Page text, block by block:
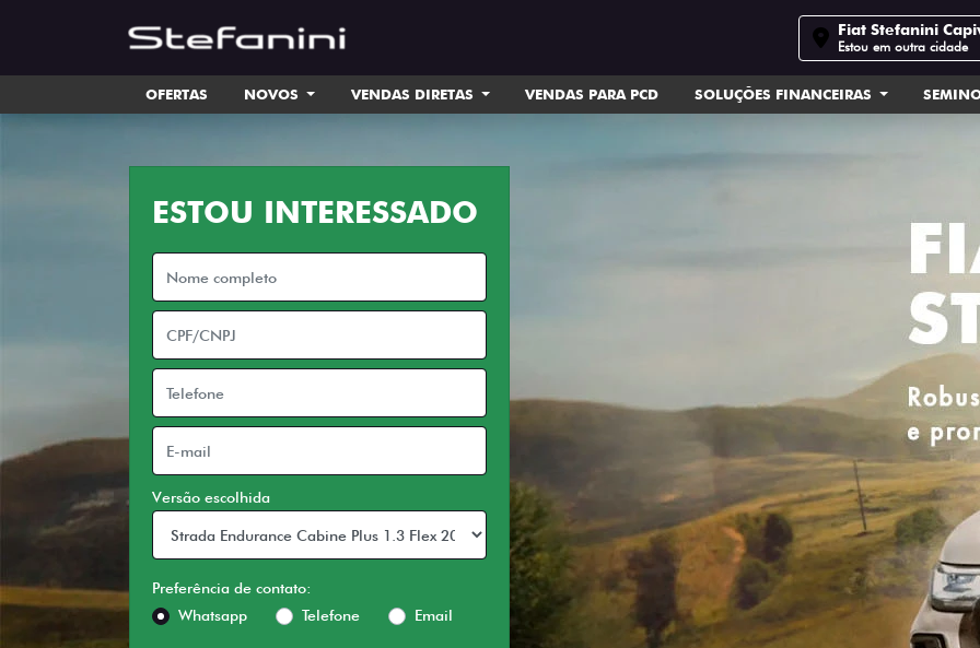
Fiat Stefanini
Estou em outra cidade
OFERTAS NOVOS VENDAS DIRETAS VENDAS PARA PCD SOLUÇÕES FINANCEIRAS
ESTOU INTERESSADO
Versão escolhida
Preferência de contato:
Whatsapp
Telefone Email